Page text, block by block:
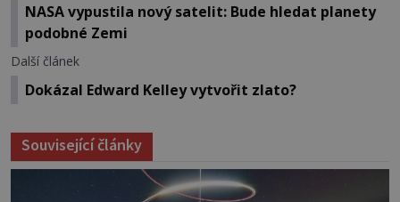
NASA vypustila nový satelit: Bude hledat planety
podobné Zemi
Další článek
Dokázal Edward Kelley vytvořit zlato?
Související články